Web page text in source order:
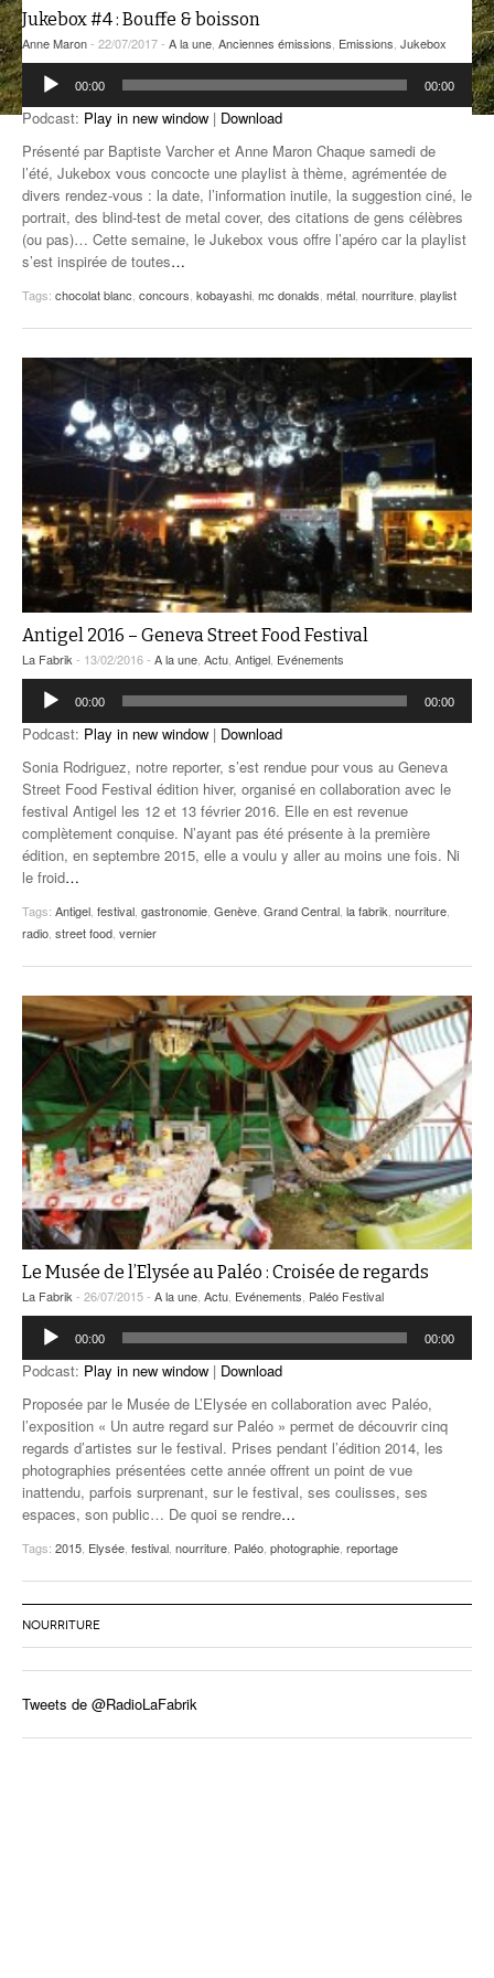
ANCIENNES ÉMISSIONS
Jukebox #4 : Bouffe & boisson
Anne Maron- 22/07/2017 - A la une Anciennes émissions Emissions Jukebox
Lecteur
audio
00:00 00:00
Podcast: Play in new window | Download
Présenté par Baptiste Varcher et Anne Maron Chaque samedi de
l’été, Jukebox vous concocte une playlist à thème, agrémentée de
divers rendez-vous : la date, l’information inutile, la suggestion ciné, le
portrait, des blind-test de metal cover, des citations de gens célèbres
(ou pas)… Cette semaine, le Jukebox vous offre l’apéro car la playlist
s’est inspirée de toutes…
Tags: chocolat blanc concours kobayashi mc donalds métal nourriture playlist
Antigel 2016 – Geneva Street Food Festival
La Fabrik - 13/02/2016 - A la une Actu Antigel Evénements
Lecteur
audio
00:00 00:00
Podcast: Play in new window | Download
Sonia Rodriguez, notre reporter, s’est rendue pour vous au Geneva
Street Food Festival édition hiver, organisé en collaboration avec le
festival Antigel les 12 et 13 février 2016. Elle en est revenue
complètement conquise. N’ayant pas été présente à la première
édition, en septembre 2015, elle a voulu y aller au moins une fois. Ni
le froid…
Tags: Antigel festival gastronomie Genève Grand Central la fabrik nourriture
radio street food vernier
Le Musée de l’Elysée au Paléo : Croisée de regards
La Fabrik- 26/07/2015 - A la une, Actu, Evénements, Paléo Festival
Lecteur
audio
00:00 00:00
Podcast: Play in new window | Download
Proposée par le Musée de L’Elysée en collaboration avec Paléo,
l’exposition « Un autre regard sur Paléo » permet de découvrir cinq
regards d’artistes sur le festival. Prises pendant l’édition 2014, les
photographies présentées cette année offrent un point de vue
inattendu, parfois surprenant, sur le festival, ses coulisses, ses
espaces, son public… De quoi se rendre…
Tags: 2015, Elysée, festival, nourriture, Paléo, photographie, reportage
NOURRITURE
Tweets de @RadioLaFabrik